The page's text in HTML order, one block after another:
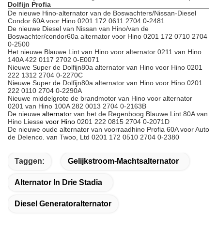
Dolfijn Profia
De nieuwe Hino-alternator van de Boswachters/Nissan-Diesel
Condor 60A voor Hino 0201 172 0611 2704 0-2481
De nieuwe Diesel van Nissan van Hino/van de
Boswachter/condor60a alternator voor Hino 0201 172 0710 2704
0-2500
Het nieuwe Blauwe Lint van Hino voor alternator 0211 van Hino
140A 422 0117 2702 0-E0071
Nieuwe Super de Dolfijn80a alternator van Hino voor Hino 0201
222 1312 2704 0-2270C
Nieuwe Super de Dolfijn80a alternator van Hino voor Hino 0201
222 0110 2704 0-2290A
Nieuwe middelgrote de brandmotor van Hino voor alternator
0201 van Hino 100A 282 0013 2704 0-2163B
De nieuwe alternator van het de Regenboog Blauwe Lint 80A van
Hino Liesse voor Hino 0201 222 0815 2704 0-2071D
De nieuwe oude alternator van voorraadhino Profia 60A voor Auto
de Delenco. van Twoo, Ltd 0201 172 0510 2704 0-2380
Taggen: Gelijkstroom-Machtsalternator
Alternator In Drie Stadia
Diesel Generatoralternator